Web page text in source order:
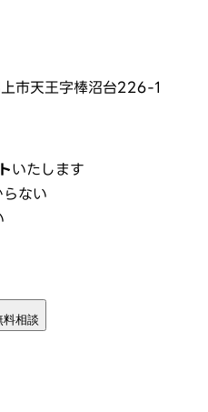
市天王字棒沼台226‑1
いたします
ない
料相談